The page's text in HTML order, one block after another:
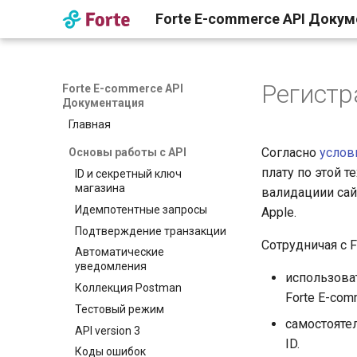
Forte E-commerce API
Forte E-commerce API
Документация
Главная
Основы работы с API
ID и секретный ключ
магазина
Идемпотентные запросы
Подтверждение транзакции
Автоматические
уведомления
Коллекция Postman
Тестовый режим
API version 3
Коды ошибок
Согласно
плату по этой
валидациии
Apple.
Сотрудничая с
Forte E-
ID.